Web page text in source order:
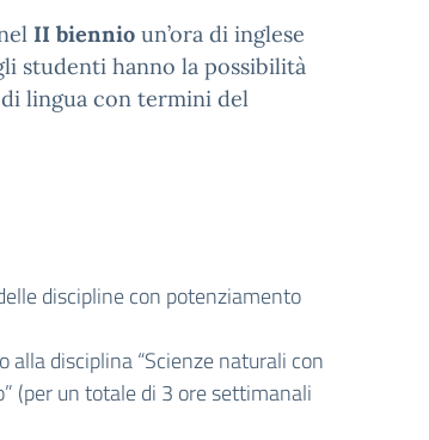
II biennio un’ora di inglese
studenti hanno la possibilità
lingua con termini del
discipline con potenziamento
alla disciplina “Scienze naturali con
(per un totale di 3 ore settimanali